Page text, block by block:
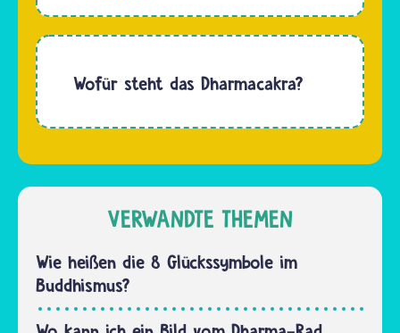
Lexikon-
zum
Rad ist
davon zu
sehen.
Auch das
für den
Buddhismus
auf…
Wofür steht das Dharmacakra?
VERWANDTE THEMEN
Wie heißen die 8 Glückssymbole im
Buddhismus?